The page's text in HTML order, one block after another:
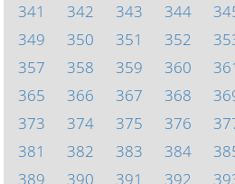
341
342 343 344
349
350 351 352
357
358 359 360
365
366 367 368
373
374 375 376
381
382 383 384
389
390 391 392